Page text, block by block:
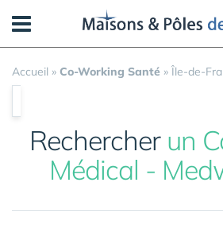
Accueil » Co-Working Santé » Île-de-
Rechercher un
Médical -
Panneau de gestion des cookies